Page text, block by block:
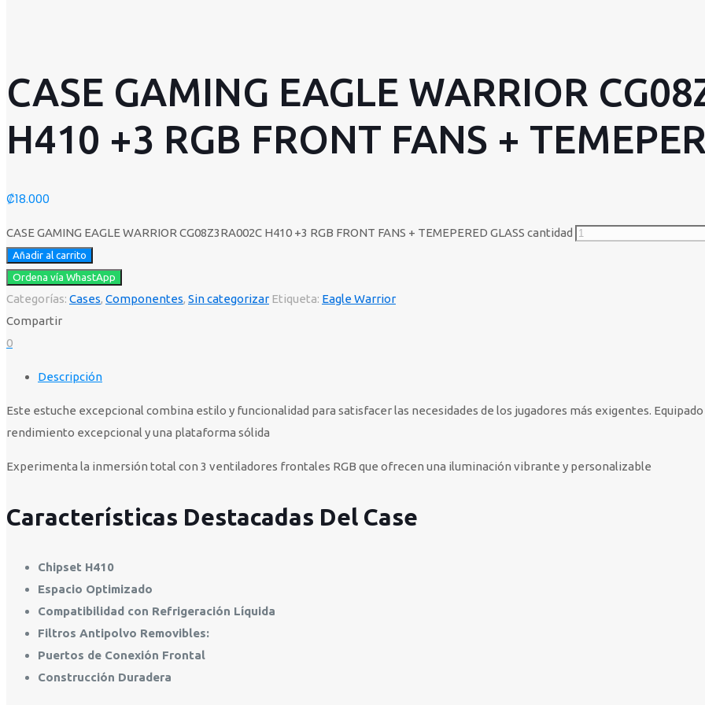
CASE GAMING EAGLE WARRIOR
H410 +3 RGB FRONT FANS +
₡18.000
CASE GAMING EAGLE WARRIOR CG08Z3RA002C H410 +3 RGB FRONT FANS + TEMEPERED GLASS cantidad
Añadir al carrito
Ordena vía WhastApp
Categorías: Cases, Componentes, Sin categorizar Etiqueta: Eagle Warrior
Compartir
0
Descripción
Este estuche excepcional combina estilo y funcionalidad para satisfacer las necesidades de los jugadores más exigentes.
rendimiento excepcional y una plataforma sólida
Experimenta la inmersión total con 3 ventiladores frontales RGB que ofrecen una iluminación vibrante y personalizable
Características Destacadas Del Case
Chipset H410
Espacio Optimizado
Compatibilidad con Refrigeración Líquida
Filtros Antipolvo Removibles:
Puertos de Conexión Frontal
Construcción Duradera